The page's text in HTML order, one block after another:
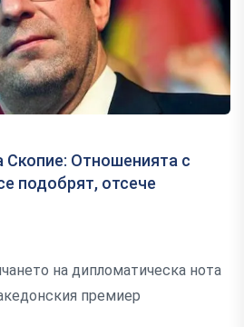
Скопие: Отношенията с
подобрят, отсече
на дипломатическа нота
премиер